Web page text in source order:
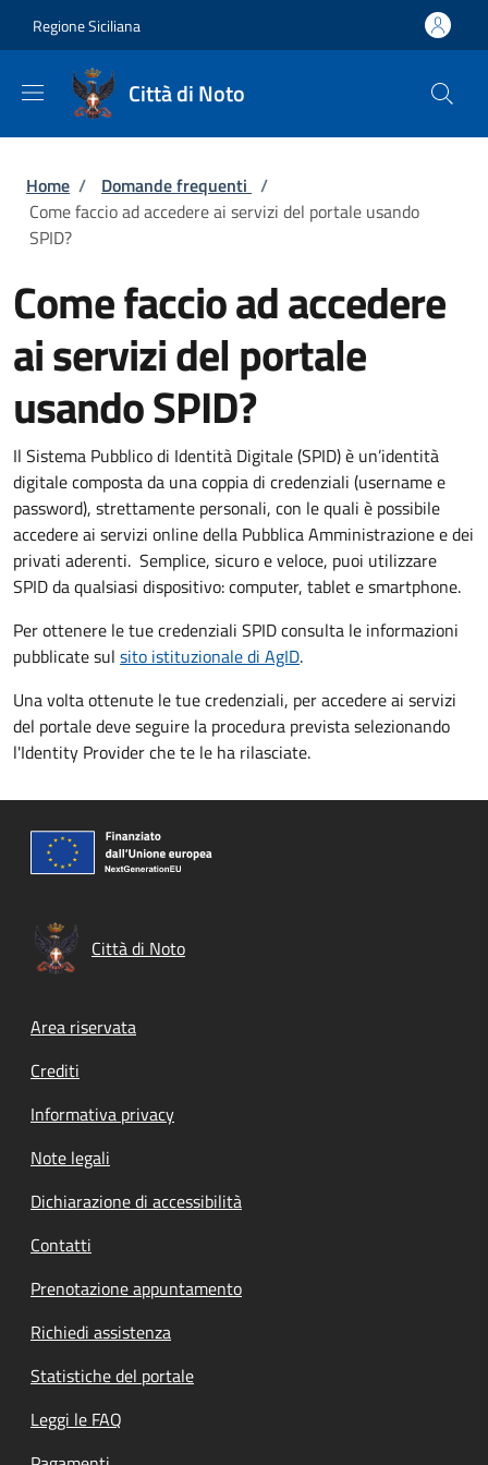
Regione Siciliana
Città di Noto
Briciole di pane
Home / Domande frequenti /
Come faccio ad accedere ai servizi del portale usando
SPID?
Come faccio ad accedere
ai servizi del portale
usando SPID?
Il Sistema Pubblico di Identità Digitale (SPID) è un’identità
digitale composta da una coppia di credenziali (username e
password), strettamente personali, con le quali è possibile
accedere ai servizi online della Pubblica Amministrazione e dei
privati aderenti. Semplice, sicuro e veloce, puoi utilizzare
SPID da qualsiasi dispositivo: computer, tablet e smartphone.
Per ottenere le tue credenziali SPID consulta le informazioni
pubblicate sul sito istituzionale di AgID.
Una volta ottenute le tue credenziali, per accedere ai servizi
del portale deve seguire la procedura prevista selezionando
l'Identity Provider che te le ha rilasciate.
Città di Noto
Footer menu
Area riservata
Crediti
Informativa privacy
Note legali
Dichiarazione di accessibilità
Contatti
Prenotazione appuntamento
Richiedi assistenza
Statistiche del portale
Leggi le FAQ